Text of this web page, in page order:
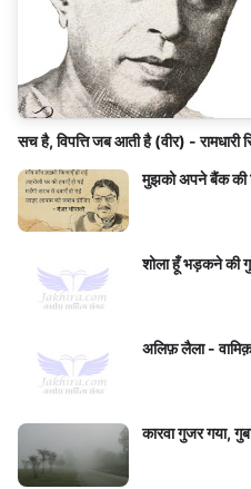
सच है, विपत्ति जब आती है (वीर) - रामधारी
मुझको अपने बैंक की
शोला हूँ भड़कने की
अलिफ़ लैला -
कारवा गुजर गया,